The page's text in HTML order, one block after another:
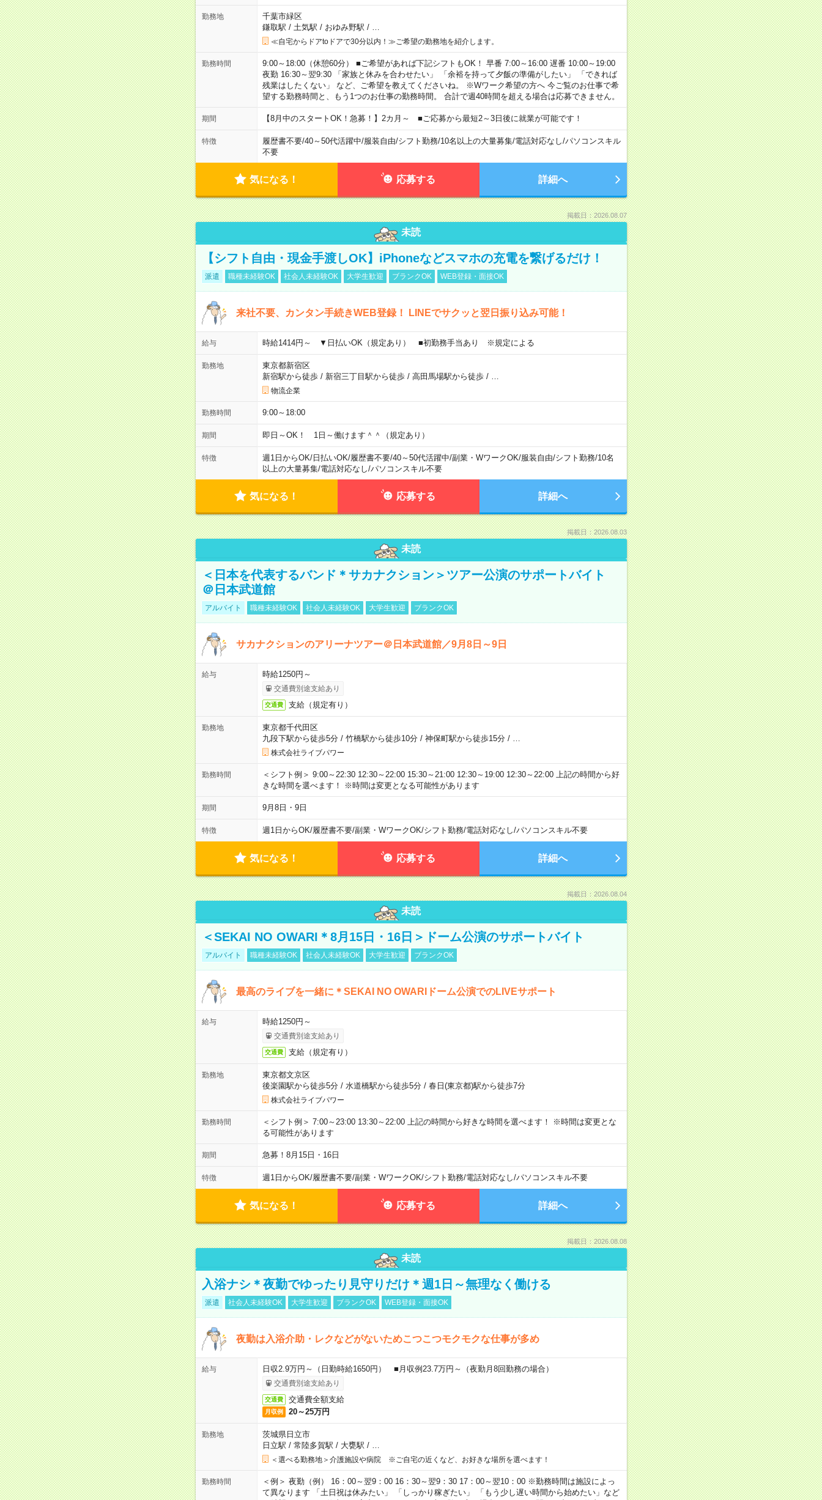
勤務地
千葉市緑区
鎌取駅 / 土気駅 / おゆみ野駅 /
≪自宅からドアtoドアで30分以内！≫ご希望の勤務地を紹介します。
勤務時間
9:00～18:00（休憩60分） ■ご希望があれば下記シフトもOK！ 早番 7:00～16:00 遅番 10:00～19:00
夜勤 16:30～翌9:30 「家族と休みを合わせたい」 「余裕を持って夕飯の準備がしたい」 「できれば
残業はしたくない」 など、ご希望を教えてくださいね。 ※Wワーク希望の方へ 今ご覧のお仕事で希
望する勤務時間と、もう1つのお仕事の勤務時間。 合計で週40時間を超える場合は応募できません。
期間 【8月中のスタートOK！急募！】2カ月～ ■ご応募から最短2～3日後に就業が可能です！
特徴 履歴書不要/40～50代活躍中/服装自由/シフト勤務/10名以上の大量募集/電話対応なし/パソコンスキル
不要
気になる！ 応募する 詳細へ
掲載日：2026.08.07
未読
【シフト自由・現金手渡しOK】iPhoneなどスマホの充電を繋げるだけ！
派遣 職種未経験OK 社会人未経験OK 大学生歓迎 ブランクOK WEB登録・面接OK
来社不要、カンタン手続きWEB登録！ LINEでサクッと翌日振り込み可能！
給与 時給1414円～ ▼日払いOK（規定あり） ■初勤務手当あり ※規定による
勤務地
東京都新宿区
新宿駅から徒歩/ 新宿三丁目駅から徒歩/ 高田馬場駅から徒歩/
物流企業
勤務時間 9:00～18:00
期間 即日～OK！ 1日～働けます＾＾（規定あり）
特徴 週1日からOK/日払いOK/履歴書不要/40～50代活躍中/副業・WワークOK/服装自由/シフト勤務/10名
以上の大量募集/電話対応なし/パソコンスキル不要
気になる！ 応募する 詳細へ
掲載日：2026.08.03
未読
＜日本を代表するバンド＊サカナクション＞ツアー公演のサポートバイト
＠日本武道館
アルバイト 職種未経験OK 社会人未経験OK 大学生歓迎 ブランクOK
サカナクションのアリーナツアー＠日本武道館／9月8日～9日
給与 時給1250円～
交通費別途支給あり
交通費 支給（規定有り）
勤務地
東京都千代田区
九段下駅から徒歩5分/ 竹橋駅から徒歩10分/ 神保町駅から徒歩15分/
株式会社ライブパワー
勤務時間
＜シフト例＞ 9:00～22:30 12:30～22:00 15:30～21:00 12:30～19:00 12:30～22:00 上記の時間から好
きな時間を選べます！ ※時間は変更となる可能性があります
期間 9月8日・9日
特徴 週1日からOK/履歴書不要/副業・WワークOK/シフト勤務/電話対応なし/パソコンスキル不要
気になる！ 応募する 詳細へ
掲載日：2026.08.04
未読
＜SEKAI NO OWARI＊8月15日・16日＞ドーム公演のサポートバイト
アルバイト 職種未経験OK 社会人未経験OK 大学生歓迎 ブランクOK
最高のライブを一緒に＊SEKAI NO OWARIドーム公演でのLIVEサポート
給与 時給1250円～
交通費別途支給あり
交通費 支給（規定有り）
勤務地
東京都文京区
後楽園駅から徒歩5分/ 水道橋駅から徒歩5分/ 春日(東京都)駅から徒歩7分
株式会社ライブパワー
勤務時間
＜シフト例＞ 7:00～23:00 13:30～22:00 上記の時間から好きな時間を選べます！ ※時間は変更とな
る可能性があります
期間 急募！8月15日・16日
特徴 週1日からOK/履歴書不要/副業・WワークOK/シフト勤務/電話対応なし/パソコンスキル不要
気になる！ 応募する 詳細へ
掲載日：2026.08.08
未読
入浴ナシ＊夜勤でゆったり見守りだけ＊週1日～無理なく働ける
派遣 社会人未経験OK 大学生歓迎 ブランクOK WEB登録・面接OK
夜勤は入浴介助・レクなどがないためこつこつモクモクな仕事が多め
給与 日収2.9万円～（日勤時給1650円） ■月収例23.7万円～（夜勤月8回勤務の場合）
交通費別途支給あり
交通費 交通費全額支給
月収例 20～25万円
勤務地
茨城県日立市
日立駅 / 常陸多賀駅 / 大甕駅 /
＜選べる勤務地＞介護施設や病院 ※ご自宅の近くなど、お好きな場所を選べます！
勤務時間
＜例＞ 夜勤（例） 16：00～翌9：00 16：30～翌9：30 17：00～翌10：00 ※勤務時間は施設によっ
て異なります 「土日祝は休みたい」 「しっかり稼ぎたい」 「もう少し遅い時間から始めたい」など